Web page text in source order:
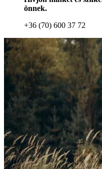
önnek.
+36 (70) 600 37 72